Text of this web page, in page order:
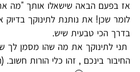
אז בפעם הבאה שישאלו אותך "מה את
לומר שכן! את נותנת לתינוקך בדיוק
בדרך הכי טבעית שיש.
תני לתינוקך את מה שהו מסמן לך
החיבור בינכם , זהו כלי הורות חשוב.